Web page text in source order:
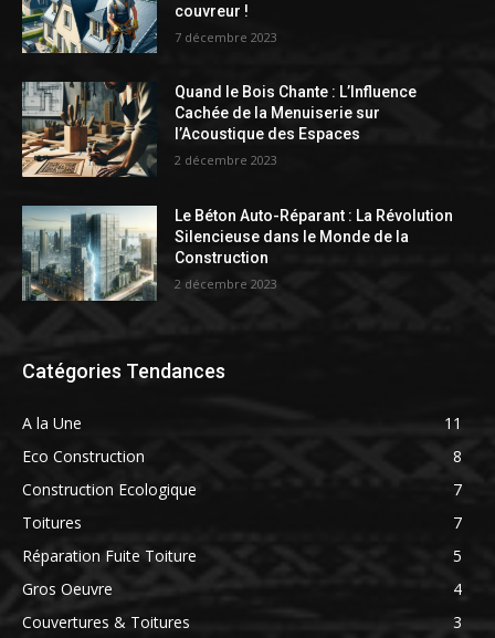
couvreur !
7 décembre 2023
Quand le Bois Chante : L’Influence
Cachée de la Menuiserie sur
l’Acoustique des Espaces
2 décembre 2023
Le Béton Auto-Réparant : La Révolution
Silencieuse dans le Monde de la
Construction
2 décembre 2023
Catégories Tendances
A la Une
11
Eco Construction
8
Construction Ecologique
7
Toitures
7
Réparation Fuite Toiture
5
Gros Oeuvre
4
Couvertures & Toitures
3